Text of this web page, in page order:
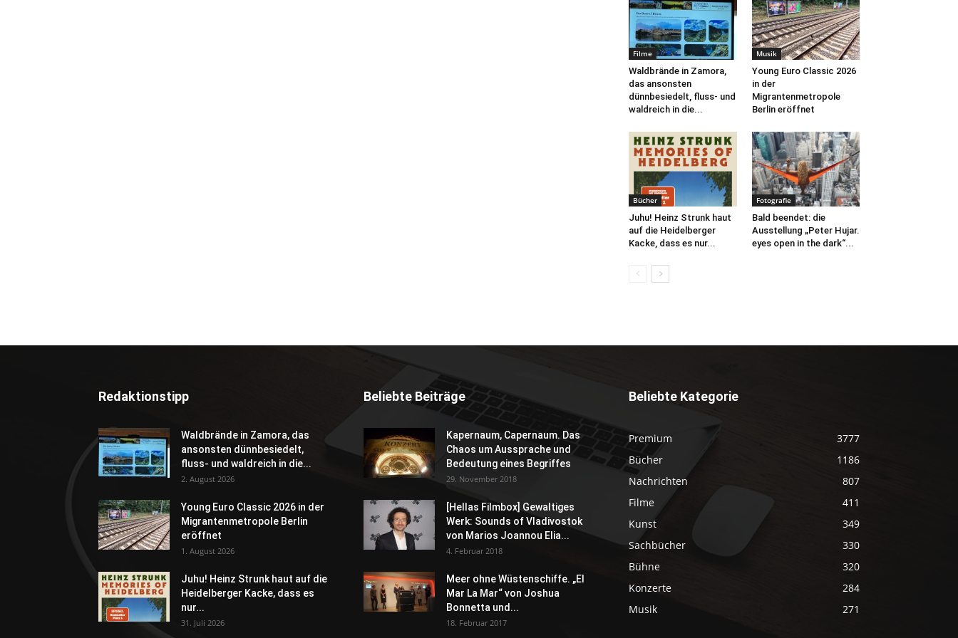
Filme
Waldbrände in Zamora,
das ansonsten
dünnbesiedelt, fluss- und
waldreich in die...
Musik
Young Euro Classic 2026
in der
Migrantenmetropole
Berlin eröffnet
Bücher
Juhu! Heinz Strunk haut
auf die Heidelberger
Kacke, dass es nur...
Fotografie
Bald beendet: die
Ausstellung „Peter Hujar.
eyes open in the dark“...
Redaktionstipp
Waldbrände in Zamora, das
ansonsten dünnbesiedelt,
fluss- und waldreich in die...
2. August 2026
Young Euro Classic 2026 in der
Migrantenmetropole Berlin
eröffnet
1. August 2026
Juhu! Heinz Strunk haut auf die
Heidelberger Kacke, dass es
nur...
31. Juli 2026
Beliebte Beiträge
Kapernaum, Capernaum. Das
Chaos um Aussprache und
Bedeutung eines Begriffes
29. November 2018
[Hellas Filmbox] Gewaltiges
Werk: Sounds of Vladivostok
von Marios Joannou Elia...
4. Februar 2018
Meer ohne Wüstenschiffe. „El
Mar La Mar“ von Joshua
Bonnetta und...
18. Februar 2017
Beliebte Kategorie
Premium
3777
Bücher
1186
Nachrichten
807
Filme
411
Kunst
349
Sachbücher
330
Bühne
320
Konzerte
284
Musik
271